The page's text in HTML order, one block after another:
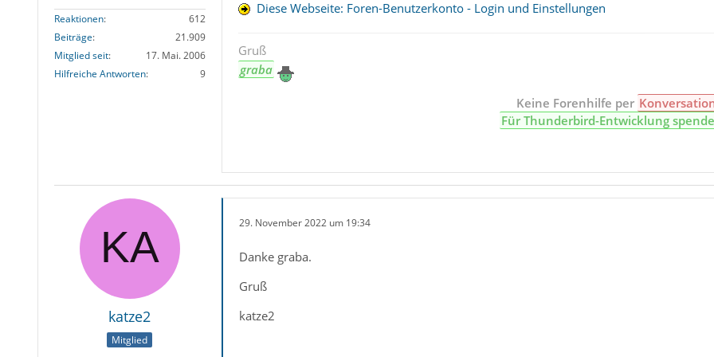
Reaktionen
612
Beiträge
21.909
Mitglied seit
17. Mai. 2006
Hilfreiche Antworten
9
Diese Webseite: Foren-Benutzerkonto - Login und Einstellungen
Gruß
graba
Keine Forenhilfe per
Für Thunderbird-Entwicklung
katze2
Mitglied
29. November 2022 um 19:34
Danke graba.
Gruß
katze2